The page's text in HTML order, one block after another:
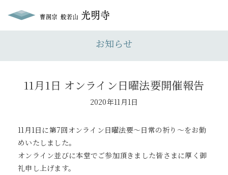
お知らせ
11月1日 オンライン日曜法要開催報告
2020年11月1日
11月1日に第7回オンライン日曜法要〜日常の祈り〜をお勤
めいたしました。
オンライン並びに本堂でご参加頂きました皆さまに厚く御
礼申し上げます。